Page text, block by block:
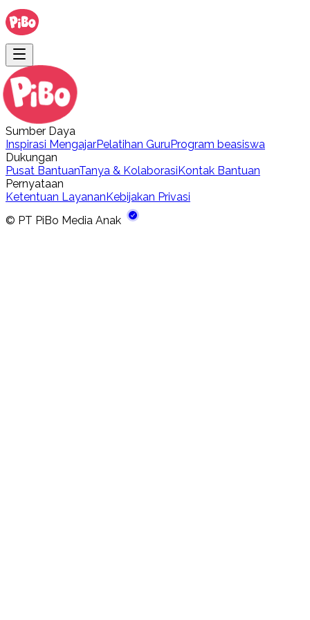
Sumber Daya
Inspirasi MengajarPelatihan GuruProgram beasiswa
Dukungan
Pusat BantuanTanya & Kolaborasi Kontak Bantuan
Pernyataan
Ketentuan Layanan Kebijakan Privasi
© PT PiBo Media Anak